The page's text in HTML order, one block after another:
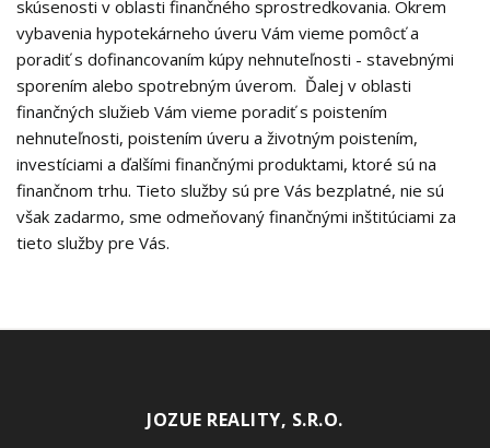
skúsenosti v oblasti finančného sprostredkovania. Okrem
vybavenia hypotekárneho úveru Vám vieme pomôcť a
poradiť s dofinancovaním kúpy nehnuteľnosti - stavebnými
sporením alebo spotrebným úverom. Ďalej v oblasti
finančných služieb Vám vieme poradiť s poistením
nehnuteľnosti, poistením úveru a životným poistením,
investíciami a ďalšími finančnými produktami, ktoré sú na
finančnom trhu. Tieto služby sú pre Vás bezplatné, nie sú
však zadarmo, sme odmeňovaný finančnými inštitúciami za
tieto služby pre Vás.
JOZUE REALITY, S.R.O.